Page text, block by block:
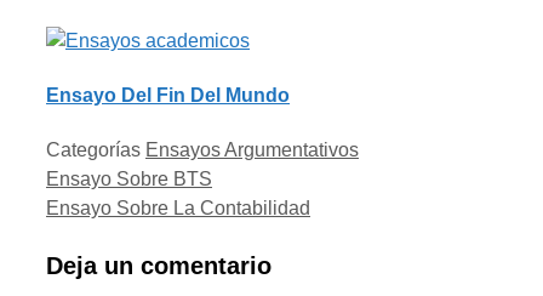
Ensayo Del Fin Del Mundo
Categorías Ensayos Argumentativos
Ensayo Sobre BTS
Ensayo Sobre La Contabilidad
Deja un comentario